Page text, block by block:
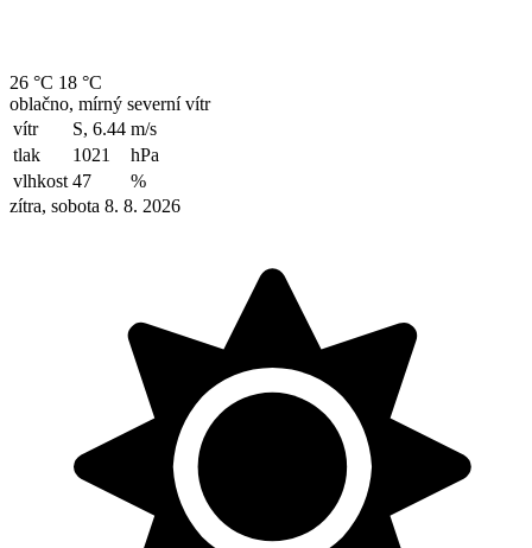
26 °C 18 °C
oblačno, mírný severní vítr
vítr
S, 6.44 m/s
tlak
1021
hPa
vlhkost 47
%
zítra, sobota 8. 8. 2026